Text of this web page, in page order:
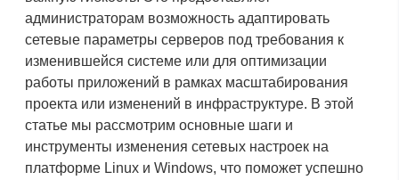
администраторам возможность адаптировать
сетевые параметры серверов под требования к
изменившейся системе или для оптимизации
работы приложений в рамках масштабирования
проекта или изменений в инфраструктуре. В этой
статье мы рассмотрим основные шаги и
инструменты изменения сетевых настроек на
платформе Linux и Windows, что поможет успешно